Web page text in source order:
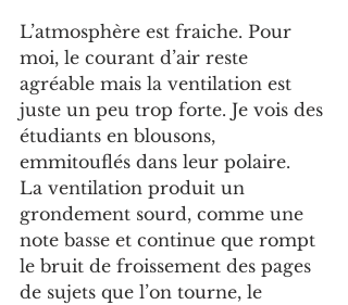
L’atmosphère est fraiche. Pour
moi, le courant d’air reste
agréable mais la ventilation est
juste un peu trop forte. Je vois des
étudiants en blousons,
emmitouflés dans leur polaire.
La ventilation produit un
grondement sourd, comme une
note basse et continue que rompt
le bruit de froissement des pages
de sujets que l’on tourne, le